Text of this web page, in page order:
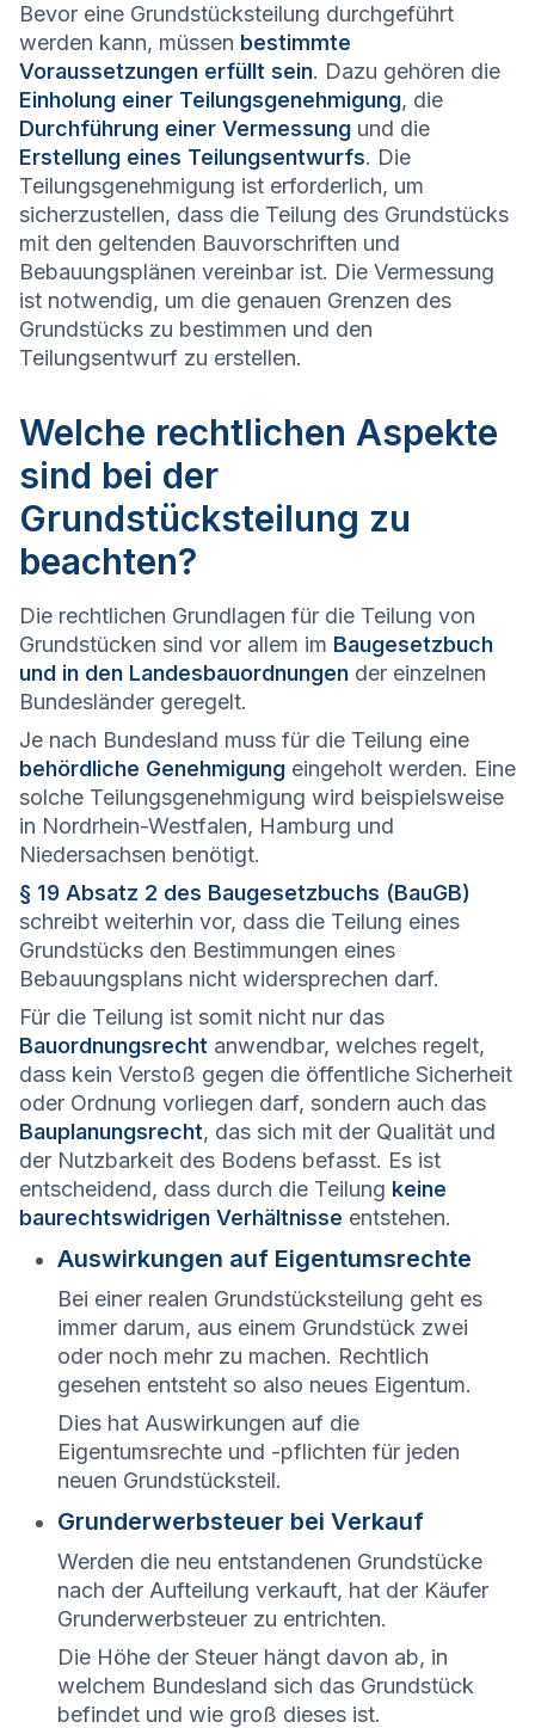
Bevor eine Grundstücksteilung durchgeführt
werden kann, müssen bestimmte
Voraussetzungen erfüllt sein. Dazu gehören die
Einholung einer Teilungsgenehmigung, die
Durchführung einer Vermessung und die
Erstellung eines Teilungsentwurfs. Die
Teilungsgenehmigung ist erforderlich, um
sicherzustellen, dass die Teilung des Grundstücks
mit den geltenden Bauvorschriften und
Bebauungsplänen vereinbar ist. Die Vermessung
ist notwendig, um die genauen Grenzen des
Grundstücks zu bestimmen und den
Teilungsentwurf zu erstellen.
Welche rechtlichen Aspekte
sind bei der
Grundstücksteilung zu
beachten?
Die rechtlichen Grundlagen für die Teilung von
Grundstücken sind vor allem im Baugesetzbuch
und in den Landesbauordnungen der einzelnen
Bundesländer geregelt.
Je nach Bundesland muss für die Teilung eine
behördliche Genehmigung eingeholt werden. Eine
solche Teilungsgenehmigung wird beispielsweise
in Nordrhein-Westfalen, Hamburg und
Niedersachsen benötigt.
§ 19 Absatz 2 des Baugesetzbuchs (BauGB)
schreibt weiterhin vor, dass die Teilung eines
Grundstücks den Bestimmungen eines
Bebauungsplans nicht widersprechen darf.
Für die Teilung ist somit nicht nur das
Bauordnungsrecht anwendbar, welches regelt,
dass kein Verstoß gegen die öffentliche Sicherheit
oder Ordnung vorliegen darf, sondern auch das
Bauplanungsrecht, das sich mit der Qualität und
der Nutzbarkeit des Bodens befasst. Es ist
entscheidend, dass durch die Teilung keine
baurechtswidrigen Verhältnisse entstehen.
Auswirkungen auf Eigentumsrechte
Bei einer realen Grundstücksteilung geht es
immer darum, aus einem Grundstück zwei
oder noch mehr zu machen. Rechtlich
gesehen entsteht so also neues Eigentum.
Dies hat Auswirkungen auf die
Eigentumsrechte und -pflichten für jeden
neuen Grundstücksteil.
Grunderwerbsteuer bei Verkauf
Werden die neu entstandenen Grundstücke
nach der Aufteilung verkauft, hat der Käufer
Grunderwerbsteuer zu entrichten.
Die Höhe der Steuer hängt davon ab, in
welchem Bundesland sich das Grundstück
befindet und wie groß dieses ist.